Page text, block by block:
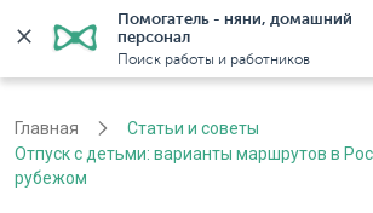
Помогатель - няни, домашний
персонал
Поиск работы и работников
Главная
Статьи и советы
Отпуск с детьми: варианты маршрутов в
рубежом